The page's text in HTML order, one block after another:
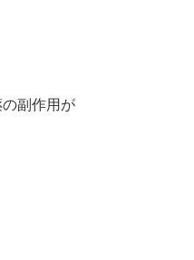
副作用が